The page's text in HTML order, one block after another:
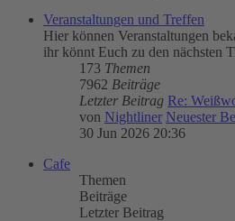
Veranstaltungen und Treffen
Hier können Veranstaltungen
ihr könnt Euch zu den nächsten
173 Themen
7962 Beiträge
Letzter Beitrag Re:
von Nightliner Neuester
30 Jun 2026 20:36
Cafe
Themen
Beiträge
Letzter Beitrag